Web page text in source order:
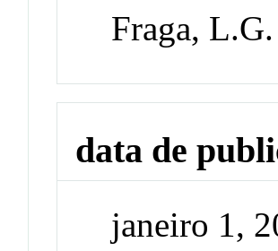
Fraga, L.G.
data de
janeiro 1,